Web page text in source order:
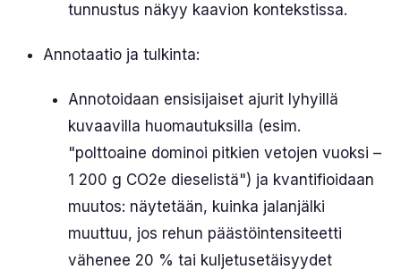
tunnustus näkyy kaavion kontekstissa.
Annotaatio ja tulkinta:
Annotoidaan ensisijaiset ajurit lyhyillä
kuvaavilla huomautuksilla (esim.
"polttoaine dominoi pitkien vetojen vuoksi –
1 200 g CO2e dieselistä") ja kvantifioidaan
muutos: näytetään, kuinka jalanjälki
muuttuu, jos rehun päästöintensiteetti
vähenee 20 % tai kuljetusetäisyydet